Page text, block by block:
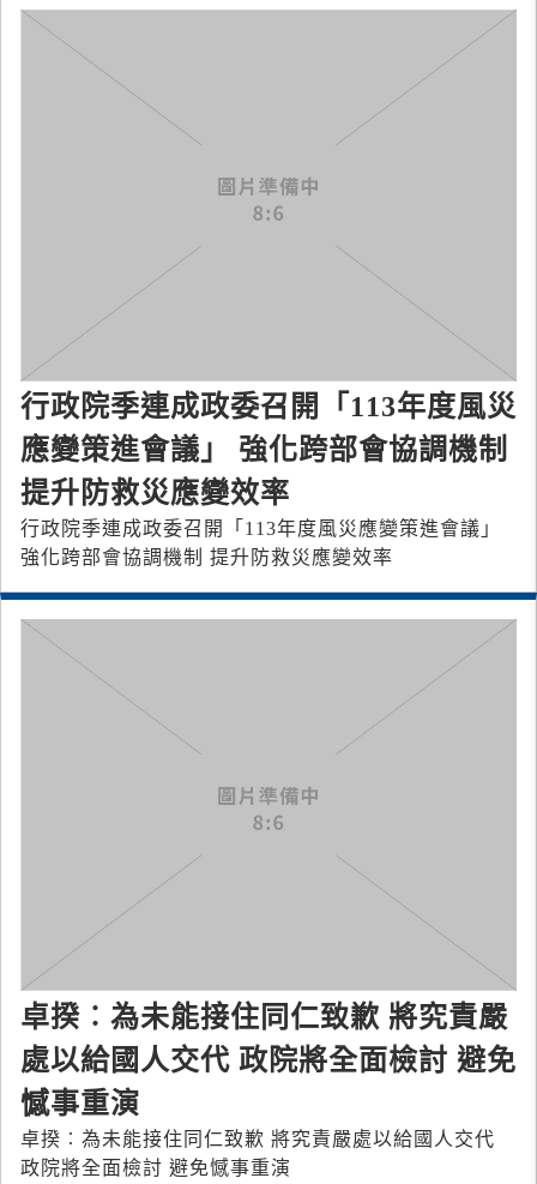
行政院季連成政委召開「113年度風災
應變策進會議」 強化跨部會協調機制
提升防救災應變效率
行政院季連成政委召開「113年度風災應變策進會議」
強化跨部會協調機制 提升防救災應變效率
卓揆︰為未能接住同仁致歉 將究責嚴
處以給國人交代 政院將全面檢討 避免
憾事重演
卓揆︰為未能接住同仁致歉 將究責嚴處以給國人交代
政院將全面檢討 避免憾事重演